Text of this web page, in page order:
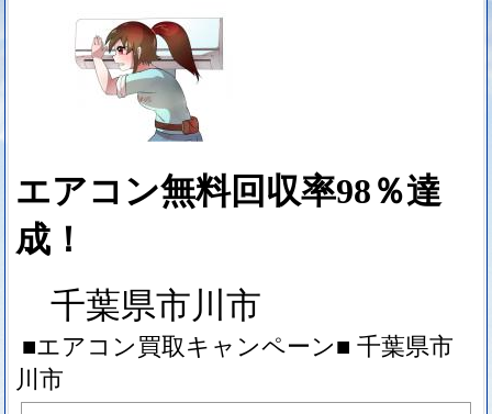
エアコン無料回収率98％達
成！
千葉県市川市
■エアコン買取キャンペーン■千葉県市
川市